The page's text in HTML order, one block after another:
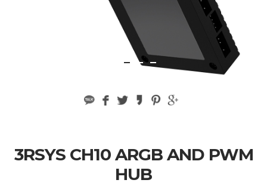
3RSYS CH10 ARGB AND PWM
HUB